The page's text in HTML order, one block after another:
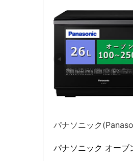
パナソニック
パナソニック オーブ